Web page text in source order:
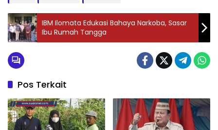
IBM Ilomata Edukasi Bahaya Narkoba, Sasar
Ibu Rumah Tangga
Pos Terkait